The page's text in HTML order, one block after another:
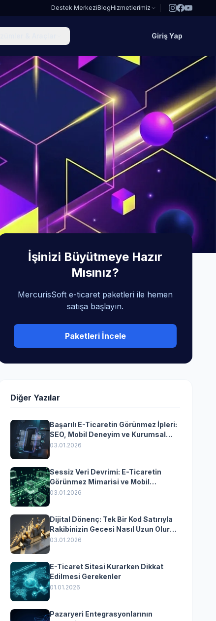
Destek MerkeziBlogHizmetlerimiz
Giriş Yap
İşinizi Büyütmeye Hazır
Mısınız?
MercurisSoft e-ticaret paketleri ile hemen
satışa başlayın.
Paketleri İncele
Diğer Yazılar
Başarılı E-Ticaretin Görünmez İpleri:
SEO, Mobil Deneyim ve Kurumsal
Yazılımın Kazandıran
03.01.2026
Sessiz Veri Devrimi: E-Ticaretin
Görünmez Mimarisi ve Mobil
Dönüşümün Kurumsal Anahtarı
03.01.2026
Dijital Dönenç: Tek Bir Kod Satırıyla
Rakibinizin Gecesi Nasıl Uzun Olur?
(Kurumsal Yazılımın Güçlü Rolü)
03.01.2026
E-Ticaret Sitesi Kurarken Dikkat
Edilmesi Gerekenler
01.01.2026
Pazaryeri Entegrasyonlarının